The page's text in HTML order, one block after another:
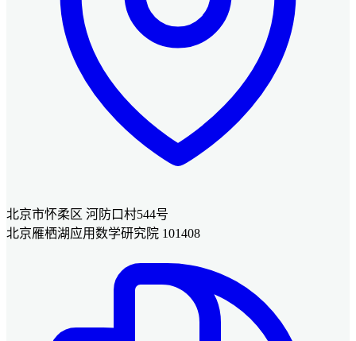
北京市怀柔区 河防口村544号
北京雁栖湖应用数学研究院 101408